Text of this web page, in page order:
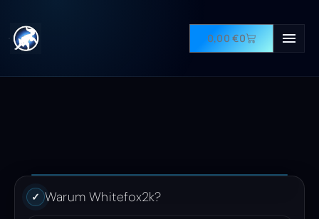
0,00€0
✓ Warum Whitefox2k?